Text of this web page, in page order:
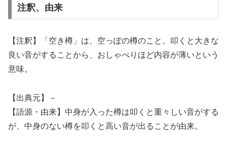
注釈、由来
【注釈】「空き樽」は、空っぽの樽のこと。叩くと大きな
良い音がすることから、おしゃべりほど内容が薄いという
意味。
【出典元】－
【語源・由来】中身が入った樽は叩くと重々しい音がする
が、中身のない樽を叩くと高い音が出ることが由来。